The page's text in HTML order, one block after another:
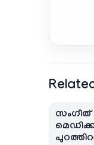
സംഗീത്